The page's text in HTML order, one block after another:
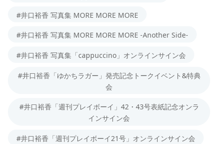
#井口裕香 写真集 MORE MORE MORE
#井口裕香 写真集 MORE MORE MORE -Another Side-
#井口裕香 写真集「cappuccino」オンラインサイン会
#井口裕香「ゆかちラガー」発売記念トークイベント&特典
会
#井口裕香「週刊プレイボーイ」42・43号表紙記念オンラ
インサイン会
#井口裕香「週刊プレイボーイ21号」オンラインサイン会